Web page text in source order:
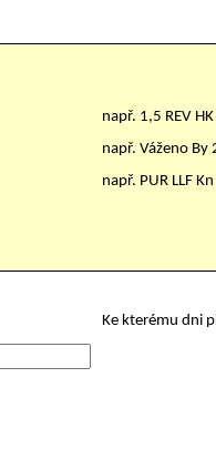
např. 1,5 REV
např. Váženo
např. PUR LLF
Ke kterému dni